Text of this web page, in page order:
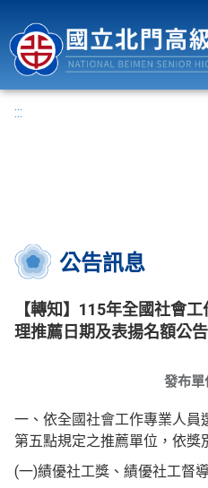
:::
公告訊息
【轉知】115年全國社會
理推薦日期及表揚名額公
發布單
一、依全國社會工作專業人員
第五點規定之推薦單位，依獎
(一)績優社工獎、績優社工督